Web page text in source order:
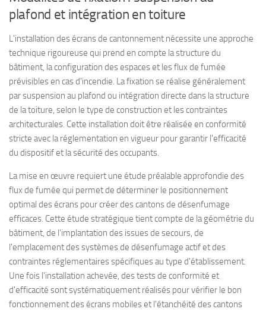
plafond et intégration en toiture
L'installation des écrans de cantonnement nécessite une approche
technique rigoureuse qui prend en compte la structure du
bâtiment, la configuration des espaces et les flux de fumée
prévisibles en cas d'incendie. La fixation se réalise généralement
par suspension au plafond ou intégration directe dans la structure
de la toiture, selon le type de construction et les contraintes
architecturales. Cette installation doit être réalisée en conformité
stricte avec la réglementation en vigueur pour garantir l'efficacité
du dispositif et la sécurité des occupants.
La mise en œuvre requiert une étude préalable approfondie des
flux de fumée qui permet de déterminer le positionnement
optimal des écrans pour créer des cantons de désenfumage
efficaces. Cette étude stratégique tient compte de la géométrie du
bâtiment, de l'implantation des issues de secours, de
l'emplacement des systèmes de désenfumage actif et des
contraintes réglementaires spécifiques au type d'établissement.
Une fois l'installation achevée, des tests de conformité et
d'efficacité sont systématiquement réalisés pour vérifier le bon
fonctionnement des écrans mobiles et l'étanchéité des cantons